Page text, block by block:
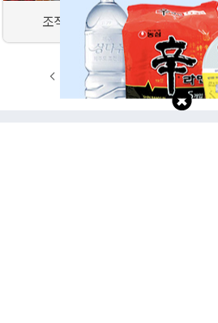
조직내 성향 테스트
2 3 4 5 6